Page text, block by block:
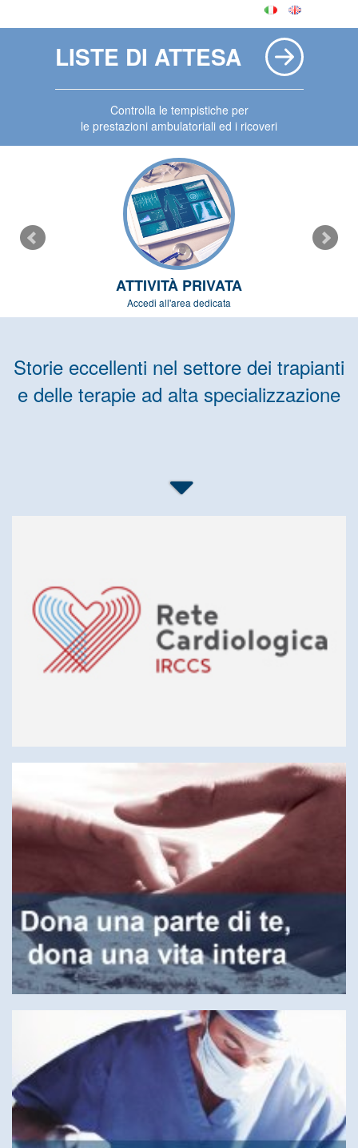
LISTE DI ATTESA
Controlla le tempistiche per
le prestazioni ambulatoriali ed i ricoveri
ATTIVITÀ PRIVATA
Accedi all'area dedicata
Storie eccellenti nel settore dei trapianti
e delle terapie ad alta specializzazione